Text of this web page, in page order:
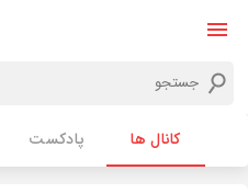
کانال ها پادکست